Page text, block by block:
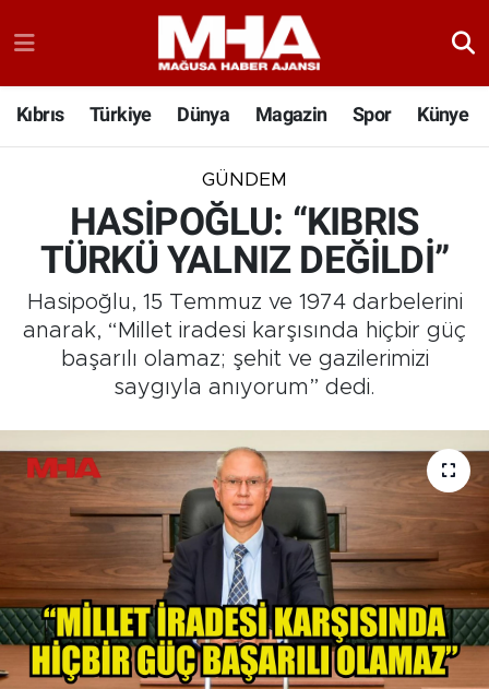
Kıbrıs Türkiye Dünya Magazin Spor Künye
GÜNDEM
HASİPOĞLU: “KIBRIS
TÜRKÜ YALNIZ DEĞİLDİ”
Hasipoğlu, 15 Temmuz ve 1974 darbelerini
anarak, “Millet iradesi karşısında hiçbir güç
başarılı olamaz; şehit ve gazilerimizi
saygıyla anıyorum” dedi.